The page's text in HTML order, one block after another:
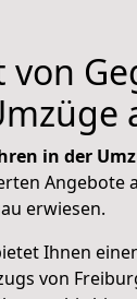
von
in der
Angebote
erwiesen.
Ihnen
von